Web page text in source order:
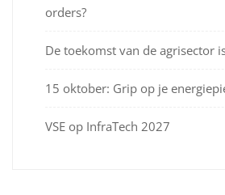
orders?
De toekomst van de agrisector
15 oktober: Grip op je
VSE op InfraTech 2027